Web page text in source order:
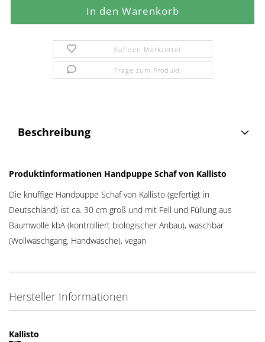
Auf den Merkzettel
Frage zum Produkt
Beschreibung
Produktinformationen Handpuppe Schaf von Kallisto
Die knuffige Handpuppe Schaf von Kallisto (gefertigt in
Deutschland) ist ca. 30 cm groß und mit Fell und Füllung aus
Baumwolle kbA (kontrolliert biologischer Anbau), waschbar
(Wollwaschgang, Handwäsche), vegan
Hersteller Informationen
Kallisto